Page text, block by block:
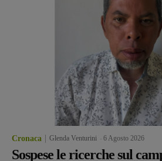
Cronaca Glenda Venturini 6 Agosto 2026
Sospese le ricerche sul